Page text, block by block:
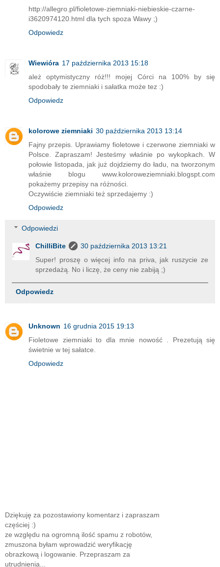
http://allegro.pl/fioletowe-ziemniaki-niebieskie-czarne-
i3620974120.html dla tych spoza Wawy ;)
Odpowiedz
Wiewióra 17 października 2013 15:18
ależ optymistyczny róż!!! mojej Córci na 100% by się
spodobały te ziemniaki i sałatka może tez :)
Odpowiedz
kolorowe ziemniaki 30 października 2013 13:14
Fajny przepis. Uprawiamy fioletowe i czerwone ziemniaki w
Polsce. Zapraszam! Jesteśmy właśnie po wykopkach. W
połowie listopada, jak już dojdziemy do ładu, na tworzonym
właśnie blogu www.koloroweziemniaki.blogspt.com
pokażemy przepisy na różności.
Oczywiście ziemniaki też sprzedajemy :)
Odpowiedz
Odpowiedzi
ChilliBite
30 października 2013 13:21
Super! proszę o więcej info na priva, jak ruszycie ze
sprzedażą. No i liczę, że ceny nie zabiją ;)
Odpowiedz
Unknown 16 grudnia 2015 19:13
Fioletowe ziemniaki to dla mnie nowość . Prezetują się
świetnie w tej sałatce.
Odpowiedz
Dziękuję za pozostawiony komentarz i zapraszam
częściej :)
ze względu na ogromną ilość spamu z robotów,
zmuszona byłam wprowadzić weryfikację
obrazkową i logowanie. Przepraszam za
utrudnienia...